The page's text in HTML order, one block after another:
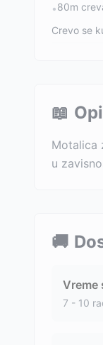
•80m
Crevo se
📖
Motalica
u
🚚
Vreme
7 - 10